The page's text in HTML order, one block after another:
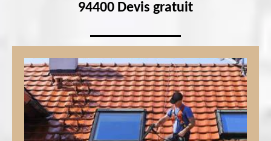
94400 Devis gratuit